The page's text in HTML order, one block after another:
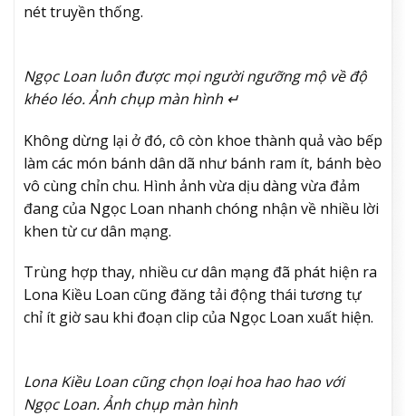
nét truyền thống.
Ngọc Loan luôn được mọi người ngưỡng mộ về độ
khéo léo. Ảnh chụp màn hình ↵
Không dừng lại ở đó, cô còn khoe thành quả vào bếp
làm các món bánh dân dã như bánh ram ít, bánh bèo
vô cùng chỉn chu. Hình ảnh vừa dịu dàng vừa đảm
đang của Ngọc Loan nhanh chóng nhận về nhiều lời
khen từ cư dân mạng.
Trùng hợp thay, nhiều cư dân mạng đã phát hiện ra
Lona Kiều Loan cũng đăng tải động thái tương tự
chỉ ít giờ sau khi đoạn clip của Ngọc Loan xuất hiện.
Lona Kiều Loan cũng chọn loại hoa hao hao với
Ngọc Loan. Ảnh chụp màn hình